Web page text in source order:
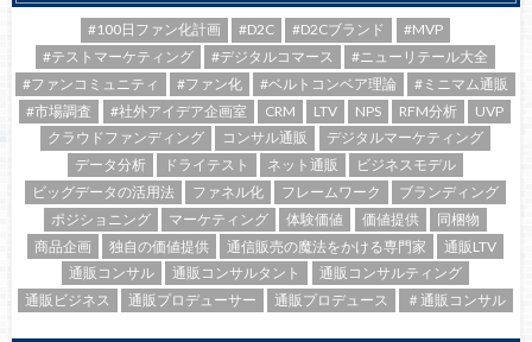
#100日ファン化計画 #D2C #D2Cブランド
#MVP
#テストマーケティング
#デジタルコマース
#ニューリテール大全
#ファンコミュニティ
#ファン化 #ベルトコンベア理論
#ミニマム通販
#市場調査
#社外アイデア企画室 CRM LTV NPS RFM分析
UVP
クラウドファンディング
コンサル通販
デジタルマーケティング
データ分析
ドライテスト ネット通販
ビジネスモデル
ビッグデータの活用法
ファネル化 フレームワーク
ブランディング
ポジショニング
マーケティング 体験価値 価値提供
同梱物
商品企画
独自の価値提供 通信販売の魔法をかける専門家
通販LTV
通販コンサル
通販コンサルタント
通販コンサルティング
通販ビジネス
通販プロデューサー 通販プロデュース ＃通販コンサル